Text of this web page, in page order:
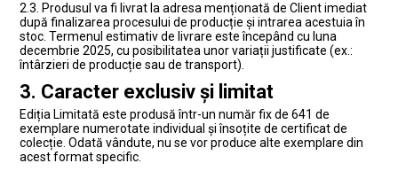
2.3. Produsul va fi livrat la adresa menționată de Client imediat
după finalizarea procesului de producție și intrarea acestuia în
stoc. Termenul estimativ de livrare esteîncepând cu luna
decembrie 2025, cu posibilitatea unor variațiijustificate (ex.:
întârzieri de producție sau de transport).
3. Caracter exclusiv și limitat
Ediția Limitată este produsă într-un număr fix de 641 de
exemplare numerotate individual și însoțite de certificat de
colecție. Odată vândute, nu se vor produce alte exemplare din
acest format specific.